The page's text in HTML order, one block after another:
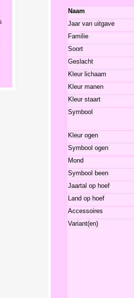
Naam
Jaar van uitgave
Familie
Soort
Geslacht
Kleur lichaam
Kleur manen
Kleur staart
Symbool
Kleur ogen
Symbool ogen
Mond
Symbool been
Jaartal op hoef
Land op hoef
Accessoires
Variant(en)